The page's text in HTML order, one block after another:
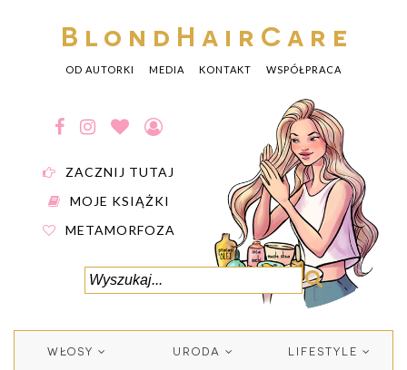
BlondHairCare
OD AUTORKI MEDIA KONTAKT WSPÓŁPRACA
ZACZNIJ TUTAJ
MOJE KSIĄŻKI
METAMORFOZA
WŁOSY URODA LIFESTYLE